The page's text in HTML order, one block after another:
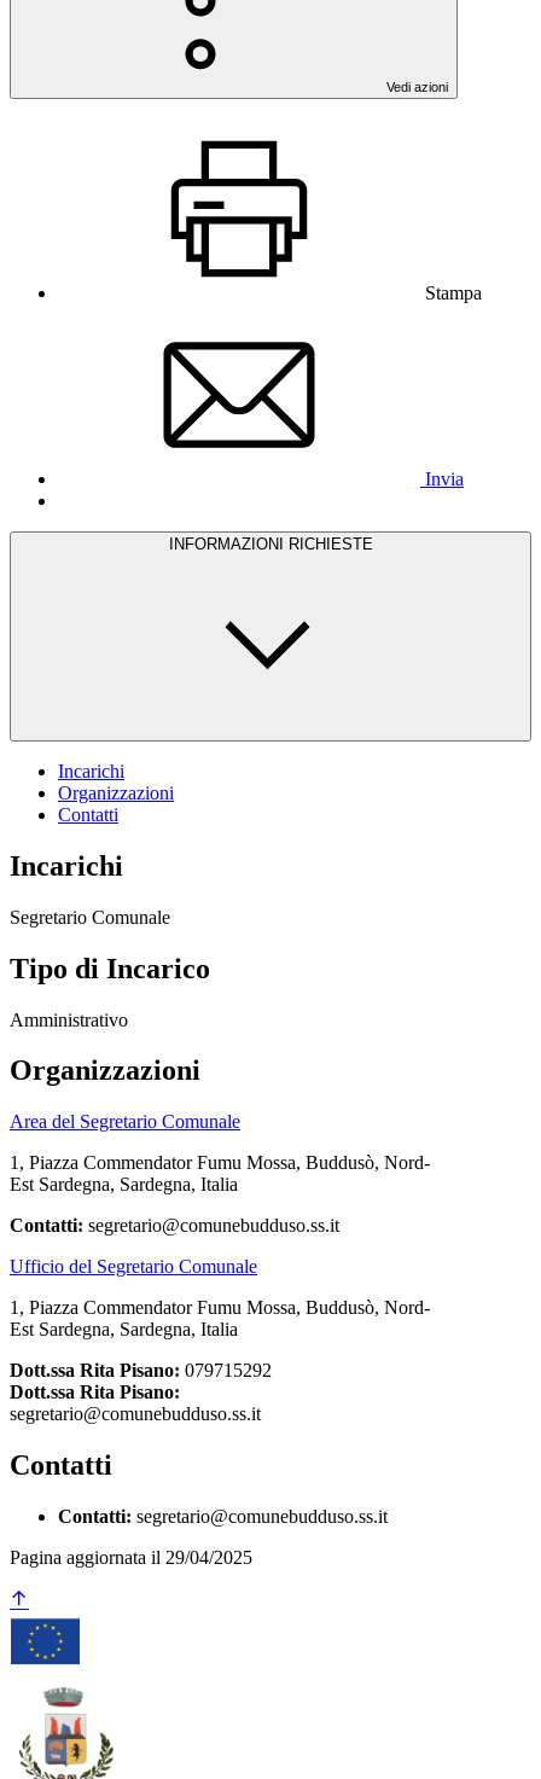
Vedi azioni
Stampa
Invia
INFORMAZIONI RICHIESTE
Incarichi
Organizzazioni
Contatti
Incarichi
Segretario Comunale
Tipo di Incarico
Amministrativo
Organizzazioni
Area del Segretario Comunale
1, Piazza Commendator Fumu Mossa, Buddusò, Nord-
Est Sardegna, Sardegna, Italia
Contatti: segretario@comunebudduso.ss.it
Ufficio del Segretario Comunale
1, Piazza Commendator Fumu Mossa, Buddusò, Nord-
Est Sardegna, Sardegna, Italia
Dott.ssa Rita Pisano: 079715292
Dott.ssa Rita Pisano:
segretario@comunebudduso.ss.it
Contatti
Contatti: segretario@comunebudduso.ss.it
Pagina aggiornata il 29/04/2025